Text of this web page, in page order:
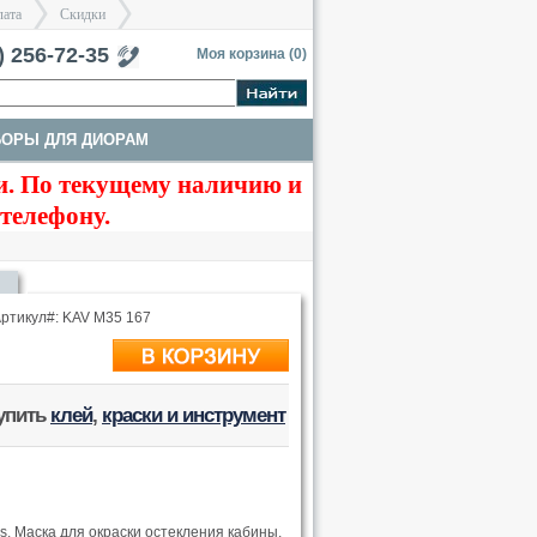
>
Скидки
>
256-72-35 Моя корзина (0)
ДЛЯ ДИОРАМ
ТРАКИ И СТВОЛЫ
По текущему наличию и
KAV M35 167
клей, краски и инструмент
Маска для окраски остекления кабины.